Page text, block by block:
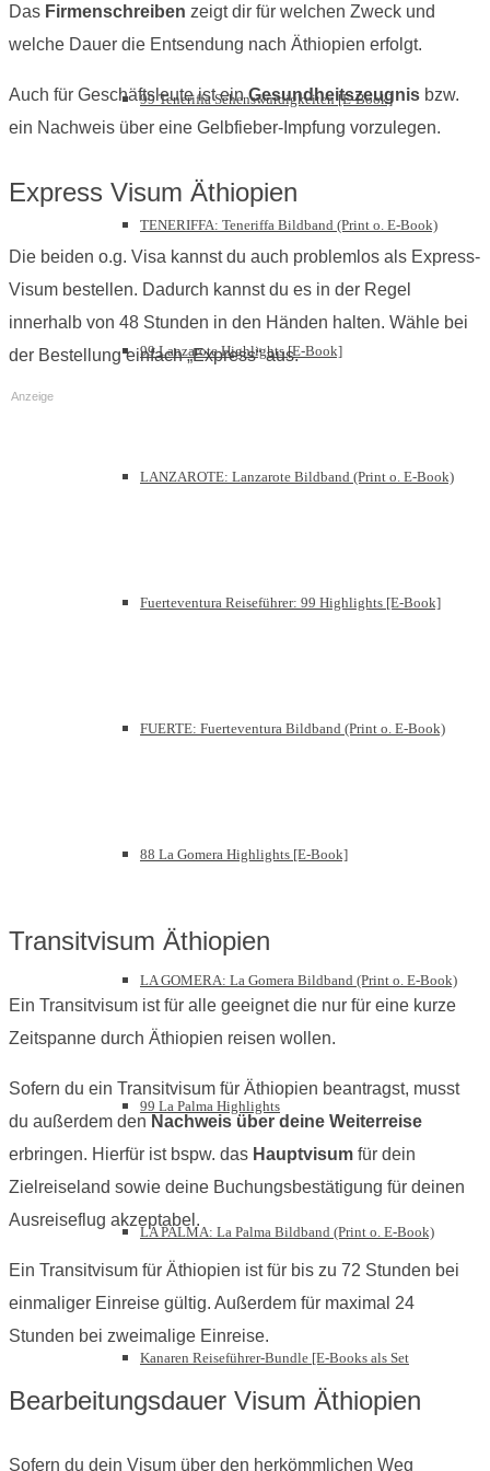
99 Teneriffa Sehenswürdigkeiten [E-Book]
TENERIFFA: Teneriffa Bildband (Print o. E-Book)
99 Lanzarote Highlights [E-Book]
LANZAROTE: Lanzarote Bildband (Print o. E-Book)
Fuerteventura Reiseführer: 99 Highlights [E-Book]
FUERTE: Fuerteventura Bildband (Print o. E-Book)
88 La Gomera Highlights [E-Book]
LA GOMERA: La Gomera Bildband (Print o. E-Book)
99 La Palma Highlights
LA PALMA: La Palma Bildband (Print o. E-Book)
Kanaren Reiseführer-Bundle [E-Books als Set
Das Firmenschreiben zeigt dir für welchen Zweck und
welche Dauer die Entsendung nach Äthiopien erfolgt.
Auch für Geschäftsleute ist einGesundheitszeugnis bzw.
ein Nachweis über eine Gelbfieber-Impfung vorzulegen.
Express Visum Äthiopien
Die beiden o.g. Visa kannst du auch problemlos als Express-
Visum bestellen. Dadurch kannst du es in der Regel
innerhalb von 48 Stunden in den Händen halten. Wähle bei
der Bestellung einfach „Express“ aus.
Anzeige
Transitvisum Äthiopien
Ein Transitvisum ist für alle geeignet die nur für eine kurze
Zeitspanne durch Äthiopien reisen wollen.
Sofern du ein Transitvisum für Äthiopien beantragst, musst
du außerdem den Nachweis über deine Weiterreise
erbringen. Hierfür ist bspw. das Hauptvisum für dein
Zielreiseland sowie deine Buchungsbestätigung für deinen
Ausreiseflug akzeptabel.
Ein Transitvisum für Äthiopien ist für bis zu 72 Stunden bei
einmaliger Einreise gültig. Außerdem für maximal 24
Stunden bei zweimalige Einreise.
Bearbeitungsdauer Visum Äthiopien
Sofern du dein Visum über den herkömmlichen Weg